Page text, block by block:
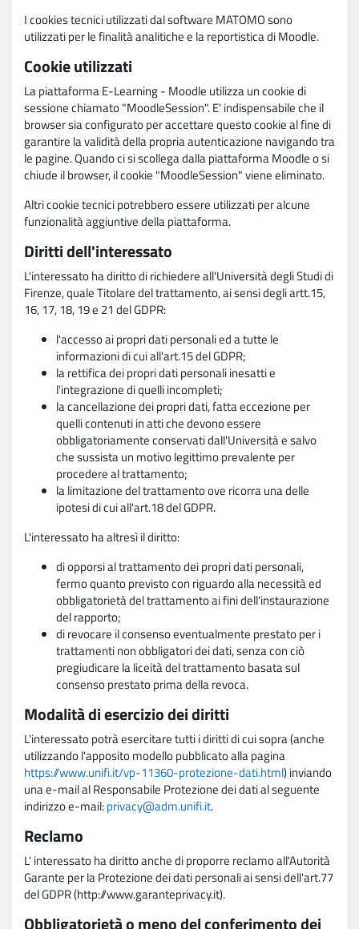
I cookies tecnici utilizzati dal software MATOMO sono
utilizzati per le finalità analitiche e la reportistica di Moodle.
Cookie utilizzati
La piattaforma E-Learning - Moodle utilizza un cookie di
sessione chiamato "MoodleSession". E' indispensabile che il
browser sia configurato per accettare questo cookie al fine di
garantire la validità della propria autenticazione navigando tra
le pagine. Quando ci si scollega dalla piattaforma Moodle o si
chiude il browser, il cookie "MoodleSession" viene eliminato.
Altri cookie tecnici potrebbero essere utilizzati per alcune
funzionalità aggiuntive della piattaforma.
Diritti dell'interessato
L'interessato ha diritto di richiedere all'Università degli Studi di
Firenze, quale Titolare del trattamento, ai sensi degli artt.15,
16, 17, 18, 19 e 21 del GDPR:
l'accesso ai propri dati personali ed a tutte le
informazioni di cui all'art.15 del GDPR;
la rettifica dei propri dati personali inesatti e
l'integrazione di quelli incompleti;
la cancellazione dei propri dati, fatta eccezione per
quelli contenuti in atti che devono essere
obbligatoriamente conservati dall'Università e salvo
che sussista un motivo legittimo prevalente per
procedere al trattamento;
la limitazione del trattamento ove ricorra una delle
ipotesi di cui all'art.18 del GDPR.
L'interessato ha altresì il diritto:
di opporsi al trattamento dei propri dati personali,
fermo quanto previsto con riguardo alla necessità ed
obbligatorietà del trattamento ai fini dell'instaurazione
del rapporto;
di revocare il consenso eventualmente prestato per i
trattamenti non obbligatori dei dati, senza con ciò
pregiudicare la liceità del trattamento basata sul
consenso prestato prima della revoca.
Modalità di esercizio dei diritti
L'interessato potrà esercitare tutti i diritti di cui sopra (anche
utilizzando l'apposito modello pubblicato alla pagina
https://www.unifi.it/vp-11360-protezione-dati.html) inviando
una e-mail al Responsabile Protezione dei dati al seguente
indirizzo e-mail:privacy@adm.unifi.it.
Reclamo
L' interessato ha diritto anche di proporre reclamo all'Autorità
Garante per la Protezione dei dati personali ai sensi dell'art.77
del GDPR (http://www.garanteprivacy.it).
Obbligatorietà o meno del conferimento dei